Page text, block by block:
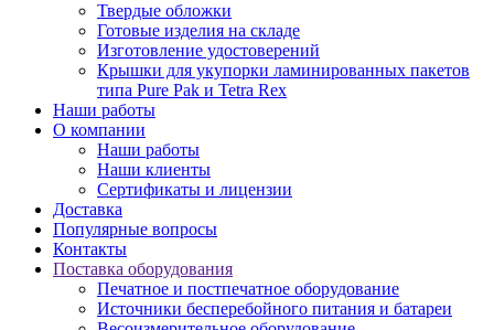
Твердые обложки
Готовые изделия на складе
Изготовление удостоверений
Крышки для укупорки ламинированных пакетов
типа Pure Pak и Tetra Rex
Наши работы
О компании
Наши работы
Наши клиенты
Сертификаты и лицензии
Доставка
Популярные вопросы
Контакты
Поставка оборудования
Печатное и постпечатное оборудование
Источники бесперебойного питания и батареи